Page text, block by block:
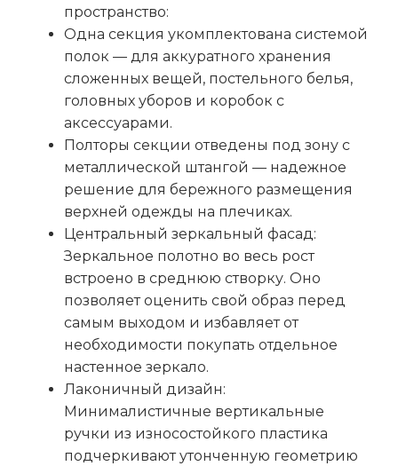
пространство:
Одна секция укомплектована системой
полок — для аккуратного хранения
сложенных вещей, постельного белья,
головных уборов и коробок с
аксессуарами.
Полторы секции отведены под зону с
металлической штангой — надежное
решение для бережного размещения
верхней одежды на плечиках.
Центральный зеркальный фасад:
Зеркальное полотно во весь рост
встроено в среднюю створку. Оно
позволяет оценить свой образ перед
самым выходом и избавляет от
необходимости покупать отдельное
настенное зеркало.
Лаконичный дизайн:
Минималистичные вертикальные
ручки из износостойкого пластика
подчеркивают утонченную геометрию